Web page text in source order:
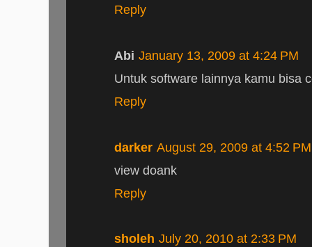
Reply
Abi January 13, 2009 at 4:24 PM
Untuk software lainnya kamu bisa
Reply
darker August 29, 2009 at 4:52 PM
view doank
Reply
sholeh July 20, 2010 at 2:33 PM